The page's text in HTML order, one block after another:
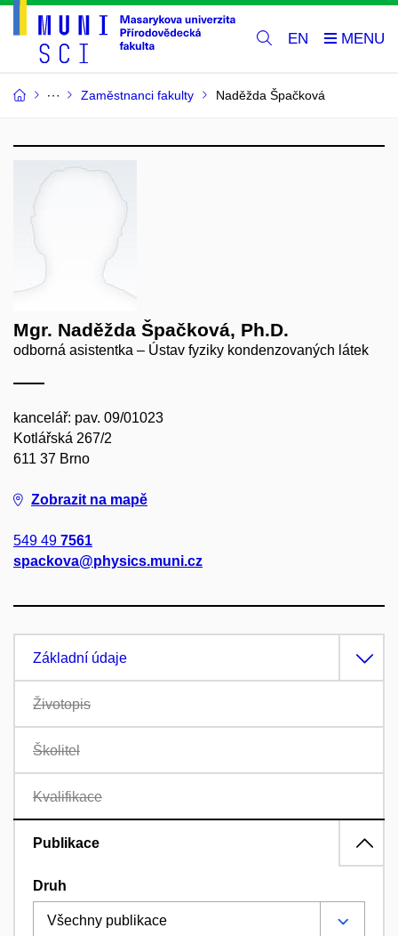
EN
Zaměstnanci fakulty Naděžda Špačková
Mgr. Naděžda Špačková, Ph.D.
odborná asistentka – Ústav fyziky kondenzovaných látek
kancelář: pav. 09/01023
Kotlářská 267/2
611 37 Brno
Zobrazit na mapě
549 49 7561
spackova@physics.muni.cz
Základní údaje
Životopis
Školitel
Kvalifikace
Publikace
Druh